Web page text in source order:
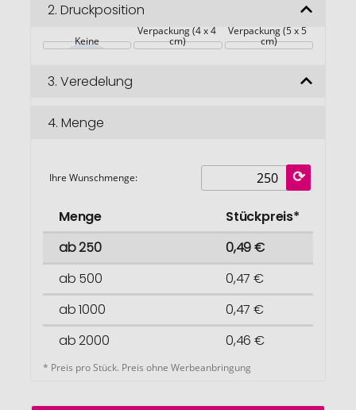
2. Druckposition
Keine
Verpackung (4 x 4
cm)
Verpackung (5 x 5
cm)
3. Veredelung
4. Menge
Ihre Wunschmenge:
Menge
Stückpreis*
ab 250
0,49 €
ab 500
0,47 €
ab 1000
0,47 €
ab 2000
0,46 €
* Preis pro Stück. Preis ohne Werbeanbringung